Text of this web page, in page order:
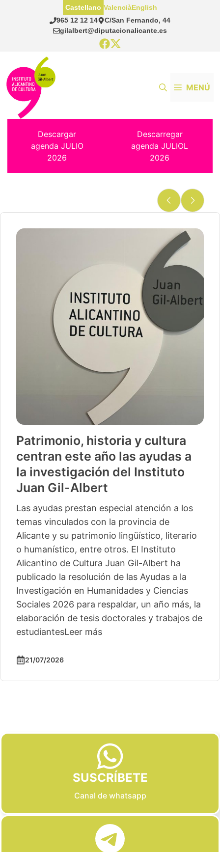
965 12 12 14
C/San Fernando, 44
gilalbert@diputacionalicante.es
Castellano ValenciàEnglish
MENÚ
Descargar
agenda JULIO
2026
Descarregar
agenda JULIOL
2026
Patrimonio, historia y cultura
centran este año las ayudas a
la investigación del Instituto
Juan Gil-Albert
Las ayudas prestan especial atención a los
temas vinculados con la provincia de
Alicante y su patrimonio lingüístico, literario
o humanístico, entre otros. El Instituto
Alicantino de Cultura Juan Gil-Albert ha
publicado la resolución de las Ayudas a la
Investigación en Humanidades y Ciencias
Sociales 2026 para respaldar, un año más, la
elaboración de tesis doctorales y trabajos de
estudiantesLeer más
21/07/2026
SUSCRÍBETE
Canal de whatsapp